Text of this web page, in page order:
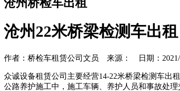
沧州桥检车出租
沧州22米桥梁检测车出
作者：桥检车租赁公司文员 来源： 日期：2021/
众诚设备租赁公司主要经营14-22米桥梁检测车出
公路养护施工中，施工车辆、养护人员和事故处